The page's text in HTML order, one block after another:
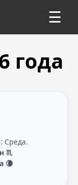
☰
года
Среда.
♏
🌘